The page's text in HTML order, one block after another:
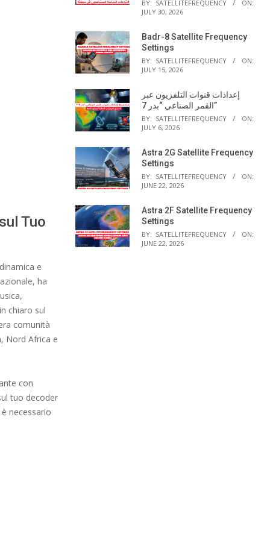
Tuo
e
ha
chiaro sul
comunità
Nord Africa e
con
tuo decoder
necessario
BY: SATELLITEFREQUENCY
ON:
JULY 30, 2026
Badr-8 Satellite Frequency
Settings
BY: SATELLITEFREQUENCY
ON:
JULY 15, 2026
إعدادات قنوات التلفزيون عبر
القمر الصناعي “بدر 7”
BY: SATELLITEFREQUENCY
ON:
JULY 6, 2026
Astra 2G Satellite Frequency
Settings
BY: SATELLITEFREQUENCY
ON:
JUNE 22, 2026
Astra 2F Satellite Frequency
Settings
BY: SATELLITEFREQUENCY
ON:
JUNE 22, 2026